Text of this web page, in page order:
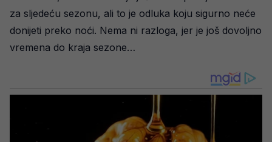
za sljedeću sezonu, ali to je odluka koju sigurno neće
donijeti preko noći. Nema ni razloga, jer je još dovoljno
vremena do kraja sezone…